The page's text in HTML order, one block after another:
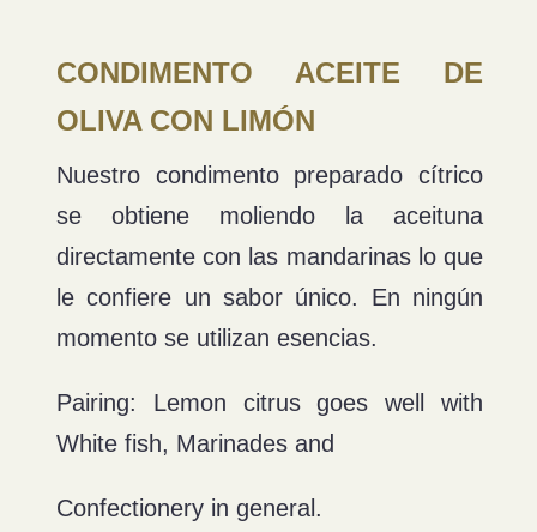
CONDIMENTO ACEITE DE
OLIVA CON LIMÓN
Nuestro condimento preparado cítrico
se obtiene moliendo la aceituna
directamente con las mandarinas lo que
le confiere un sabor único. En ningún
momento se utilizan esencias.
Pairing: Lemon citrus goes well with
White fish, Marinades and
Confectionery in general.